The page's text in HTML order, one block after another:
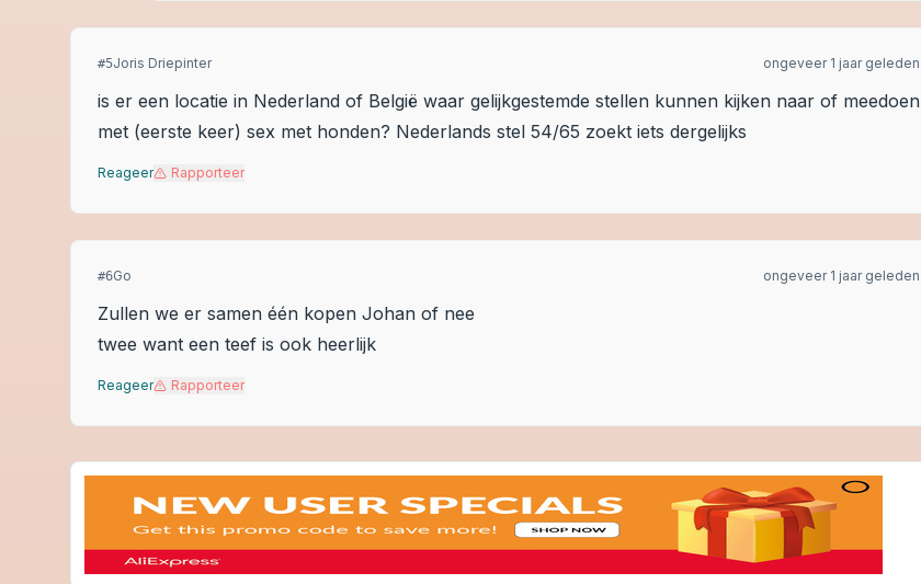
#5Joris Driepinter ongeveer 1 jaar geleden
is er een locatie in Nederland of België waar gelijkgestemde stellen kunnen kijken naar of meedoen
met (eerste keer) sex met honden? Nederlands stel 54/65 zoekt iets dergelijks
Reageer Rapporteer
#6Go ongeveer 1 jaar geleden
Zullen we er samen één kopen Johan of nee
twee want een teef is ook heerlijk
Reageer Rapporteer